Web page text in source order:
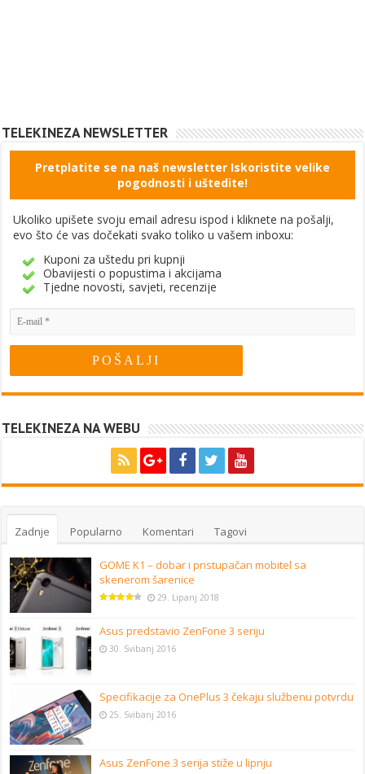
TELEKINEZA NEWSLETTER
Pretplatite se na naš newsletter Iskoristite velike
pogodnosti i uštedite!
Ukoliko upišete svoju email adresu ispod i kliknete na pošalji,
evo što će vas dočekati svako toliko u vašem inboxu:
Kuponi za uštedu pri kupnji
Obavijesti o popustima i akcijama
Tjedne novosti, savjeti, recenzije
TELEKINEZA NA WEBU
Zadnje Popularno Komentari Tagovi
GOME K1 – dobar i pristupačan mobitel sa
skenerom šarenice
29. Lipanj 2018
Asus predstavio ZenFone 3 seriju
30. Svibanj 2016
Specifikacije za OnePlus 3 čekaju službenu potvrdu
25. Svibanj 2016
Asus ZenFone 3 serija stiže u lipnju